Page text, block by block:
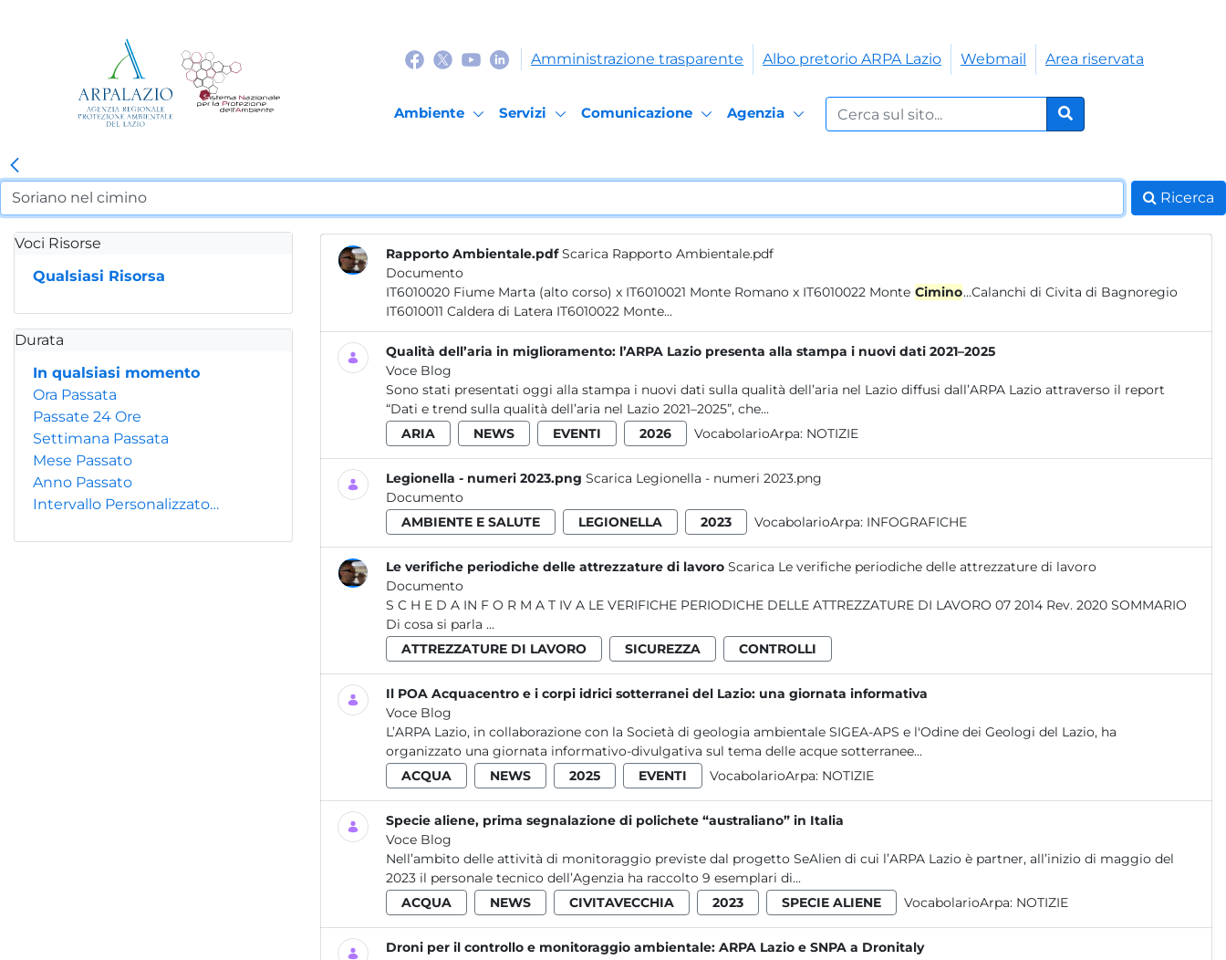
Amministrazione trasparente Albo pretorio ARPA Lazio Webmail Area riservata
Ambiente Servizi Comunicazione Agenzia
Cerca nel sito:
Cerca
Ricerca
Voci Risorse
Qualsiasi Risorsa
Durata
In qualsiasi momento
Ora Passata
Passate 24 Ore
Settimana Passata
Mese Passato
Anno Passato
Intervallo Personalizzato…
Rapporto Ambientale.pdf Scarica Rapporto Ambientale.pdf
Documento
IT6010020 Fiume Marta (alto corso) x IT6010021 Monte Romano x IT6010022 Monte Cimino...Calanchi di Civita di Bagnoregio
IT6010011 Caldera di Latera IT6010022 Monte...
Qualità dell’aria in miglioramento: l’ARPA Lazio presenta alla stampa i nuovi dati 2021–2025
Voce Blog
Sono stati presentati oggi alla stampa i nuovi dati sulla qualità dell’aria nel Lazio diffusi dall’ARPA Lazio attraverso il report
“Dati e trend sulla qualità dell’aria nel Lazio 2021–2025”, che...
ARIA
NEWS EVENTI 2026 VocabolarioArpa: NOTIZIE
Legionella - numeri 2023.png Scarica Legionella - numeri 2023.png
Documento
AMBIENTE E SALUTE
LEGIONELLA 2023 VocabolarioArpa: INFOGRAFICHE
Le verifiche periodiche delle attrezzature di lavoro Scarica Le verifiche periodiche delle attrezzature di lavoro
Documento
S C H E D A IN F O R M A T IV A LE VERIFICHE PERIODICHE DELLE ATTREZZATURE DI LAVORO 07 2014 Rev. 2020 SOMMARIO
Di cosa si parla ...
ATTREZZATURE DI LAVORO
SICUREZZA CONTROLLI
Il POA Acquacentro e i corpi idrici sotterranei del Lazio: una giornata informativa
Voce Blog
L’ARPA Lazio, in collaborazione con la Società di geologia ambientale SIGEA-APS e l'Odine dei Geologi del Lazio, ha
organizzato una giornata informativo-divulgativa sul tema delle acque sotterranee...
ACQUA
NEWS 2025 EVENTI VocabolarioArpa: NOTIZIE
Specie aliene, prima segnalazione di polichete “australiano” in Italia
Voce Blog
Nell’ambito delle attività di monitoraggio previste dal progetto SeAlien di cui l’ARPA Lazio è partner, all’inizio di maggio del
2023 il personale tecnico dell’Agenzia ha raccolto 9 esemplari di...
ACQUA
NEWS CIVITAVECCHIA 2023 SPECIE ALIENE VocabolarioArpa: NOTIZIE
Droni per il controllo e monitoraggio ambientale: ARPA Lazio e SNPA a Dronitaly